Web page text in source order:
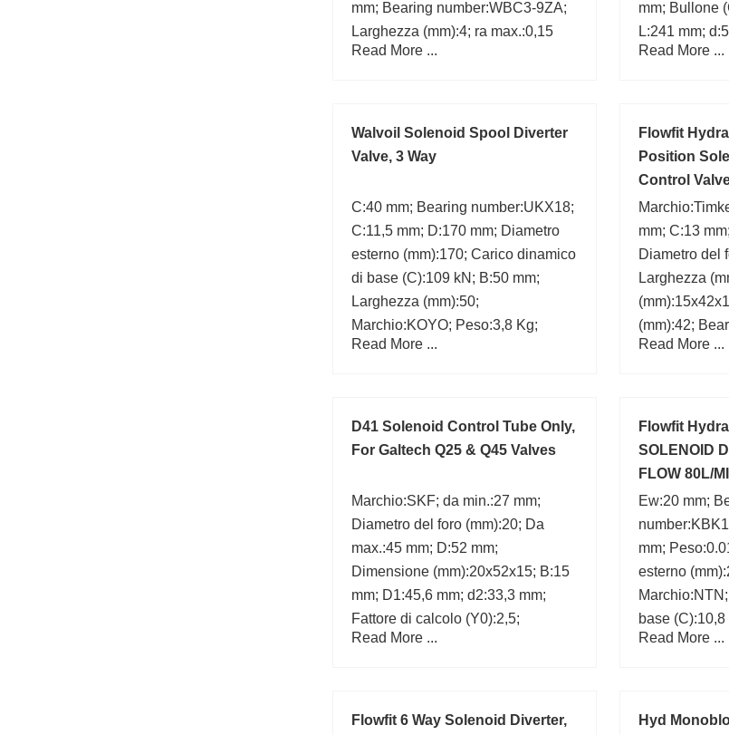
mm; Bearing number:WBC3-9ZA;
Larghezza (mm):4; ra max.:0,15
mm;
Read More ...
mm; Bullone
L:241 mm;
Read More ...
Walvoil Solenoid Spool Diverter
Valve, 3 Way
C:40 mm; Bearing number:UKX18;
C:11,5 mm; D:170 mm; Diametro
esterno (mm):170; Carico dinamico
di base (C):109 kN; B:50 mm;
Larghezza (mm):50;
Marchio:KOYO; Peso:3,8 Kg;
Read More ...
Flowfit
Position
Control
mm; C:13
Diametro del
Larghezza
(mm):42;
Read More ...
D41 Solenoid Control Tube Only,
For Galtech Q25 & Q45 Valves
Marchio:SKF; da min.:27 mm;
Diametro del foro (mm):20; Da
max.:45 mm; D:52 mm;
Dimensione (mm):20x52x15; B:15
mm; D1:45,6 mm; d2:33,3 mm;
Fattore di calcolo (Y0):2,5;
Read More ...
Flowfit
SOLENOID
FLOW 80L/
Ew:20 mm;
mm;
esterno
base
Diametro del
Read More ...
Flowfit 6 Way Solenoid Diverter,
Hyd